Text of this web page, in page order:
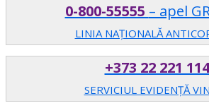
0-800-55555 – apel
LINIA NAȚIONALĂ
+373 22 221
SERVICIUL EVIDENȚĂ